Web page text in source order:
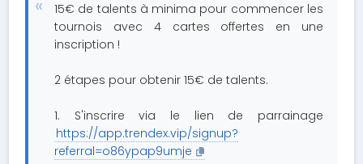
15€ de talents à minima pour commencer les
tournois avec 4 cartes offertes en une
inscription !
2 étapes pour obtenir 15€ de talents.
1. S'inscrire via le lien de parrainage
https://app.trendex.vip/signup?
referral=o86ypap9umje